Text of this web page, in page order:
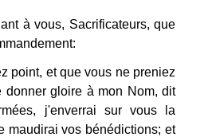
à vous, Sacrificateurs, que
point, et que vous ne preniez
donner gloire à mon Nom, dit
j'enverrai sur vous la
maudirai vos bénédictions; et